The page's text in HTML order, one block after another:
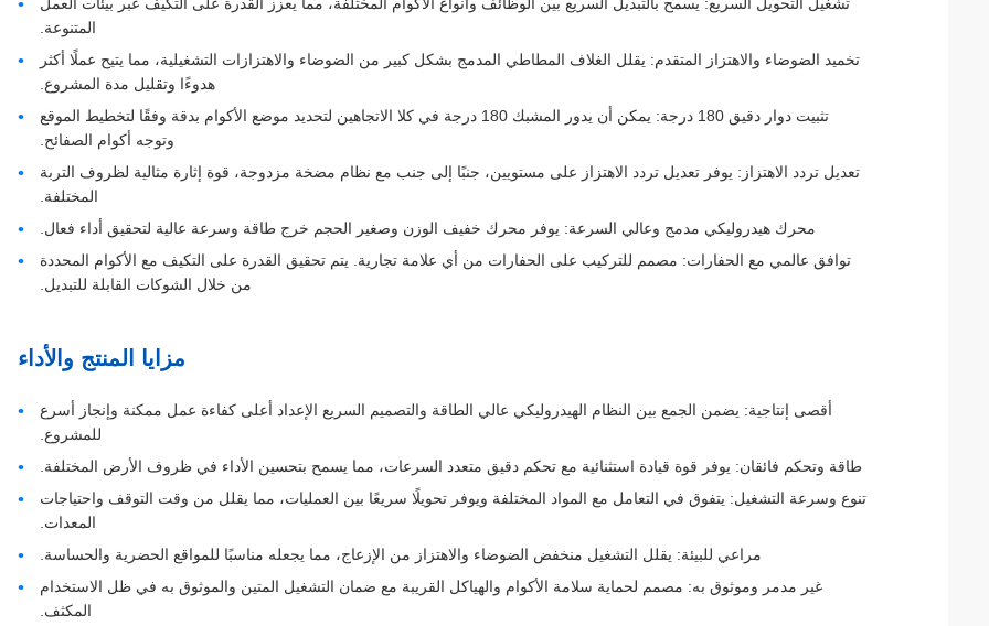
المتنوعة.
تخميد الضوضاء والاهتزاز المتقدم: يقلل الغلاف المطاطي المدمج بشكل كبير من الضوضاء والاهتزازات التشغيلية، مما يتيح عملًا أكثر
هدوءًا وتقليل مدة المشروع.
تثبيت دوار دقيق 180 درجة: يمكن أن يدور المشبك 180 درجة في كلا الاتجاهين لتحديد موضع الأكوام بدقة وفقًا لتخطيط الموقع
وتوجه أكوام الصفائح.
تعديل تردد الاهتزاز: يوفر تعديل تردد الاهتزاز على مستويين، جنبًا إلى جنب مع نظام مضخة مزدوجة، قوة إثارة مثالية لظروف التربة
المختلفة.
محرك هيدروليكي مدمج وعالي السرعة: يوفر محرك خفيف الوزن وصغير الحجم خرج طاقة وسرعة عالية لتحقيق أداء فعال.
توافق عالمي مع الحفارات: مصمم للتركيب على الحفارات من أي علامة تجارية. يتم تحقيق القدرة على التكيف مع الأكوام المحددة
من خلال الشوكات القابلة للتبديل.
مزايا المنتج والأداء
أقصى إنتاجية: يضمن الجمع بين النظام الهيدروليكي عالي الطاقة والتصميم السريع الإعداد أعلى كفاءة عمل ممكنة وإنجاز أسرع
للمشروع.
طاقة وتحكم فائقان: يوفر قوة قيادة استثنائية مع تحكم دقيق متعدد السرعات، مما يسمح بتحسين الأداء في ظروف الأرض المختلفة.
تنوع وسرعة التشغيل: يتفوق في التعامل مع المواد المختلفة ويوفر تحويلًا سريعًا بين العمليات، مما يقلل من وقت التوقف واحتياجات
المعدات.
مراعي للبيئة: يقلل التشغيل منخفض الضوضاء والاهتزاز من الإزعاج، مما يجعله مناسبًا للمواقع الحضرية والحساسة.
غير مدمر وموثوق به: مصمم لحماية سلامة الأكوام والهياكل القريبة مع ضمان التشغيل المتين والموثوق به في ظل الاستخدام
المكثف.